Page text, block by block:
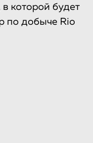
которой будет
по добыче Rio